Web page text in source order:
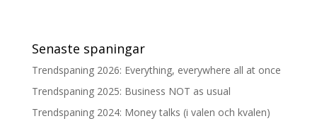
Senaste spaningar
Trendspaning 2026: Everything, everywhere all at once
Trendspaning 2025: Business NOT as usual
Trendspaning 2024: Money talks (i valen och kvalen)